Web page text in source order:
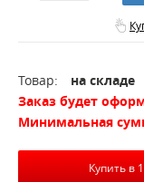
Товар:
на складе
Заказ будет
Минимальная
Купить в